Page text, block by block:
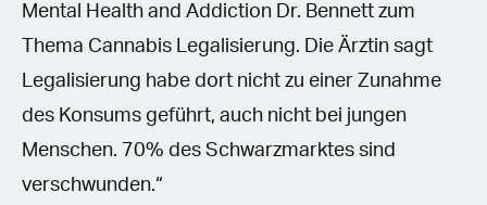
Mental Health and Addiction Dr. Bennett zum
Thema Cannabis Legalisierung. Die Ärztin sagt
Legalisierung habe dort nicht zu einer Zunahme
des Konsums geführt, auch nicht bei jungen
Menschen. 70% des Schwarzmarktes sind
verschwunden.“